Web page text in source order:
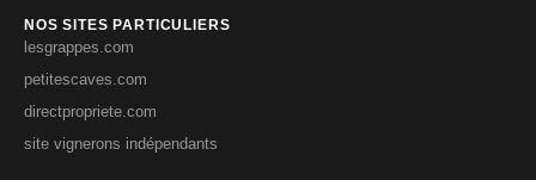
NOS SITES PARTICULIERS
lesgrappes.com
petitescaves.com
directpropriete.com
site vignerons indépendants